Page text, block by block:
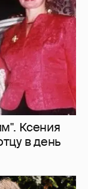
Ксения
в день